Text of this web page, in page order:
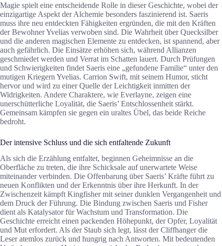
Magie spielt eine entscheidende Rolle in dieser Geschichte, wobei der
einzigartige Aspekt der Alchemie besonders faszinierend ist. Saeris
muss ihre neu entdeckten Fähigkeiten ergründen, die mit den Kräften
der Bewohner Yvelias verwoben sind. Die Wahrheit über Quecksilber
und die anderen magischen Elemente zu entdecken, ist spannend, aber
auch gefährlich. Die Einsätze erhöhen sich, während Allianzen
geschmiedet werden und Verrat im Schatten lauert. Durch Prüfungen
und Schwierigkeiten findet Saeris eine „gefundene Familie“ unter den
mutigen Kriegern Yvelias. Carrion Swift, mit seinem Humor, sticht
hervor und wird zu einer Quelle der Leichtigkeit inmitten der
Widrigkeiten. Andere Charaktere, wie Everlayne, zeigen eine
unerschütterliche Loyalität, die Saeris’ Entschlossenheit stärkt.
Gemeinsam kämpfen sie gegen ein uraltes Übel, das beide Reiche
bedroht.
Der intensive Schluss und die sich entfaltende Zukunft
Als sich die Erzählung entfaltet, beginnen Geheimnisse an die
Oberfläche zu treten, die ihre Schicksale auf unerwartete Weise
miteinander verbinden. Die Offenbarung über Saeris’ Kräfte führt zu
neuen Konflikten und der Erkenntnis über ihre Herkunft. In der
Zwischenzeit kämpft Kingfisher mit seiner dunklen Vergangenheit und
dem Druck der Führung. Die Bindung zwischen Saeris und Fisher
dient als Katalysator für Wachstum und Transformation. Die
Geschichte erreicht einen packenden Höhepunkt, der Opfer, Loyalität
und Mut erfordert. Als der Staub sich legt, lässt der Cliffhanger die
Leser atemlos zurück und hungrig nach Antworten. Mit bedeutenden